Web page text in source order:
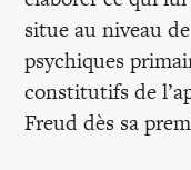
situe au niveau
psychiques
constitutifs de
Freud dès sa